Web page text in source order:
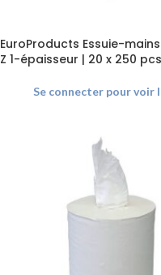
EuroProducts Essuie-
Z 1-épaisseur | 20 x 250 pcs
Se connecter pour voir